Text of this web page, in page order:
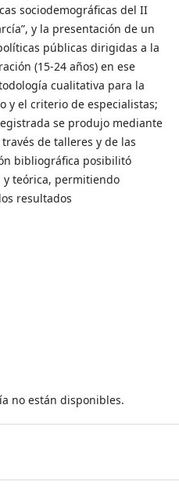
sociodemográficas del II
y la presentación de un
públicas dirigidas a la
(15-24 años) en ese
cualitativa para la
y el criterio de especialistas;
se produjo mediante
de talleres y de las
bibliográfica posibilitó
y teórica, permitiendo
resultados
no están disponibles.